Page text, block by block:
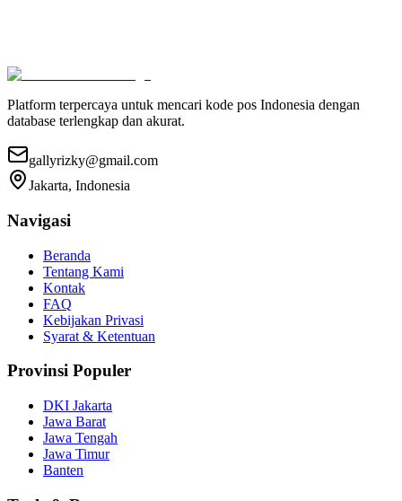
Platform terpercaya untuk mencari kode pos Indonesia dengan
database terlengkap dan akurat.
gallyrizky@gmail.com
Jakarta, Indonesia
Navigasi
Beranda
Tentang Kami
Kontak
FAQ
Kebijakan Privasi
Syarat & Ketentuan
Provinsi Populer
DKI Jakarta
Jawa Barat
Jawa Tengah
Jawa Timur
Banten